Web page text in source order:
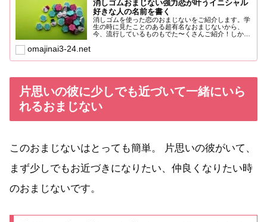
消しゴムおまじない強力恋が叶うイニシャル
好きな人の名前を書く
消しゴムを使った恋のおまじないをご紹介します。学
生の時に見たことのある超有名なおまじないから、
今、流行しているものもでた〜くさんご紹介！しかも
omajinai3-24.net
片思いの彼に少しでも近づいて一緒にいら
れるおまじない
このおまじないはとっても簡単。 片思いの彼がいて、
まず少しでもお近づきになりたい、仲良くなりたい時
のおまじないです。